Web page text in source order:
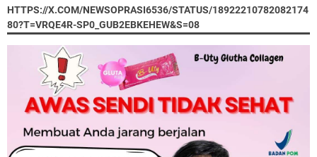
HTTPS://X.COM/NEWSOPRASI6536/STATUS/18922210782082174
80?T=VRQE4R-SP0_GUB2EBKEHEW&S=08